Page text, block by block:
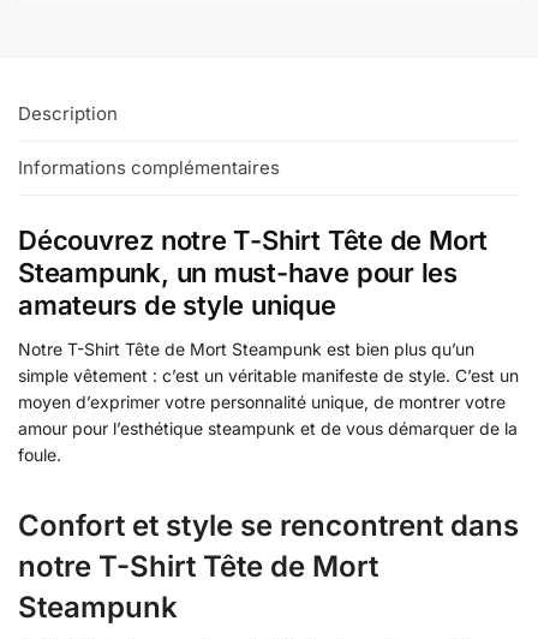
Description
Informations complémentaires
Découvrez notre T-Shirt Tête de Mort
Steampunk, un must-have pour les
amateurs de style unique
Notre T-Shirt Tête de Mort Steampunk est bien plus qu’un
simple vêtement : c’est un véritable manifeste de style. C’est un
moyen d’exprimer votre personnalité unique, de montrer votre
amour pour l’esthétique steampunk et de vous démarquer de la
foule.
Confort et style se rencontrent dans
notre T-Shirt Tête de Mort
Steampunk